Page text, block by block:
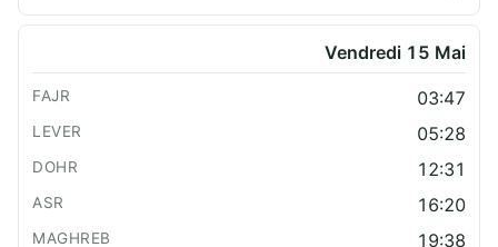
Vendredi 15 Mai
03:47
05:28
12:31
16:20
19:38